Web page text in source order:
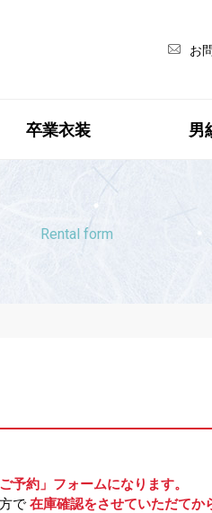
お
卒業衣装 男
Rental form
予約」フォームになります。
で 在庫確認をさせていただてか